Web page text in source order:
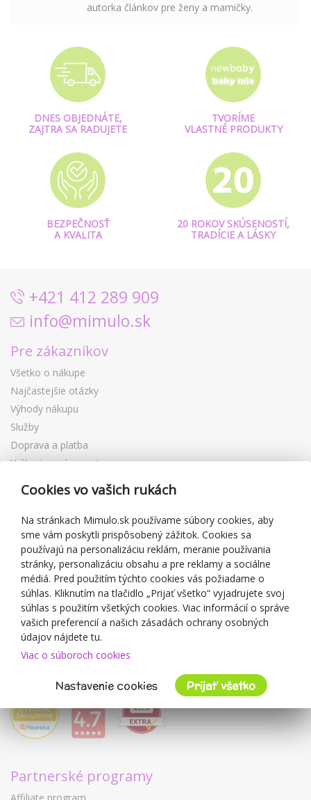
autorka článkov pre ženy a mamičky.
DNES OBJEDNÁTE,
ZAJTRA SA RADUJETE
TVORÍME
VLASTNÉ PRODUKTY
BEZPEČNOSŤ
A KVALITA
20 ROKOV SKÚSENOSTÍ,
TRADÍCIE A LÁSKY
+421 412 289 909
info@mimulo.sk
Pre zákazníkov
Všetko o nákupe
Najčastejšie otázky
Výhody nákupu
Služby
Doprava a platba
Vrátenie a výmena tovaru
Reklamácia
Darčekové poukážky
Zľavové kupóny
Blog
O predajcovi
Mimulo.sk
Obchodné podmienky
Ochrana osobných údajov GDPR
Kontakty
Spolupracujeme
Partnerské programy
Cookies vo vašich rukách
Na stránkach Mimulo.sk používame súbory cookies, aby
sme vám poskytli prispôsobený zážitok. Cookies sa
používajú na personalizáciu reklám, meranie používania
stránky, personalizáciu obsahu a pre reklamy a sociálne
médiá. Pred použitím týchto cookies vás požiadame o
súhlas. Kliknutím na tlačidlo „Prijať všetko“ vyjadrujete svoj
súhlas s použitím všetkých cookies. Viac informácií o správe
vašich preferencií a našich zásadách ochrany osobných
údajov nájdete tu.
Viac o súboroch cookies
Nastavenie cookies Prijať všetko